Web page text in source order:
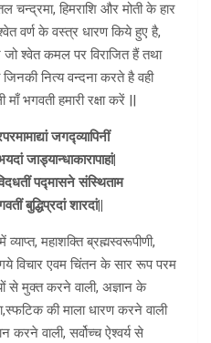
चन्द्रमा, हिमराशि और मोती के हार
वर्ण के वस्त्र धारण किये हुए है,
श्वेत कमल पर विराजित हैं तथा
नित्य वन्दना करते है वही
भगवती हमारी रक्षा करें ||
जगद्व्यापिनीं
जाड्यान्धाकारापाहां|
पद्मासने संस्थिताम
बुद्धिप्रदां शारदां||
महाशक्ति ब्रह्मस्वरूपीणी,
विचार एवम चिंतन के सार रूप परम
से मुक्त करने वाली, अज्ञान के
की माला धारण करने वाली
करने वाली, सर्वोच्च ऐश्वर्य से